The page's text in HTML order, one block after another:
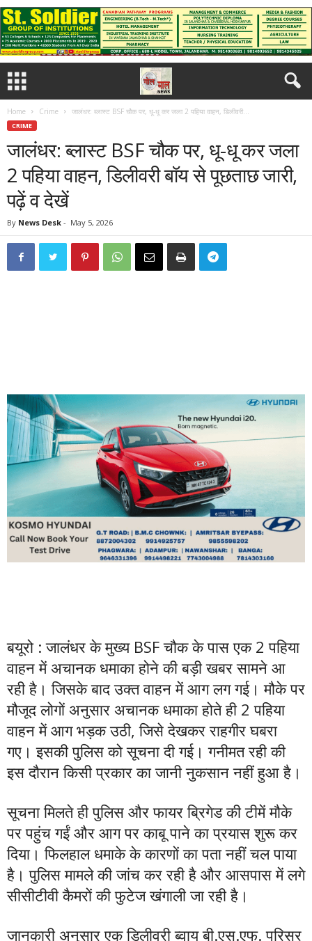
Home Crime जालंधर: ब्लास्ट BSF चौक पर, धू-धू कर जला 2 पहिया वाहन, डिलीवरी...
CRIME
जालंधर: ब्लास्ट BSF चौक पर, धू-धू कर जला
2 पहिया वाहन, डिलीवरी बॉय से पूछताछ जारी,
पढ़ें व देखें
By News Desk - May 5, 2026
बयूरो : जालंधर के मुख्य BSF चौक के पास एक 2 पहिया
वाहन में अचानक धमाका होने की बड़ी खबर सामने आ
रही है। जिसके बाद उक्त वाहन में आग लग गई। मौके पर
मौजूद लोगों अनुसार अचानक धमाका होते ही 2 पहिया
वाहन में आग भड़क उठी, जिसे देखकर राहगीर घबरा
गए। इसकी पुलिस को सूचना दी गई। गनीमत रही की
इस दौरान किसी प्रकार का जानी नुकसान नहीं हुआ है।
सूचना मिलते ही पुलिस और फायर ब्रिगेड की टीमें मौके
पर पहुंच गईं और आग पर काबू पाने का प्रयास शुरू कर
दिया। फिलहाल धमाके के कारणों का पता नहीं चल पाया
है। पुलिस मामले की जांच कर रही है और आसपास में लगे
सीसीटीवी कैमरों की फुटेज खंगाली जा रही है।
जानकारी अनुसार एक डिलीवरी ब्वाय बी.एस.एफ. परिसर